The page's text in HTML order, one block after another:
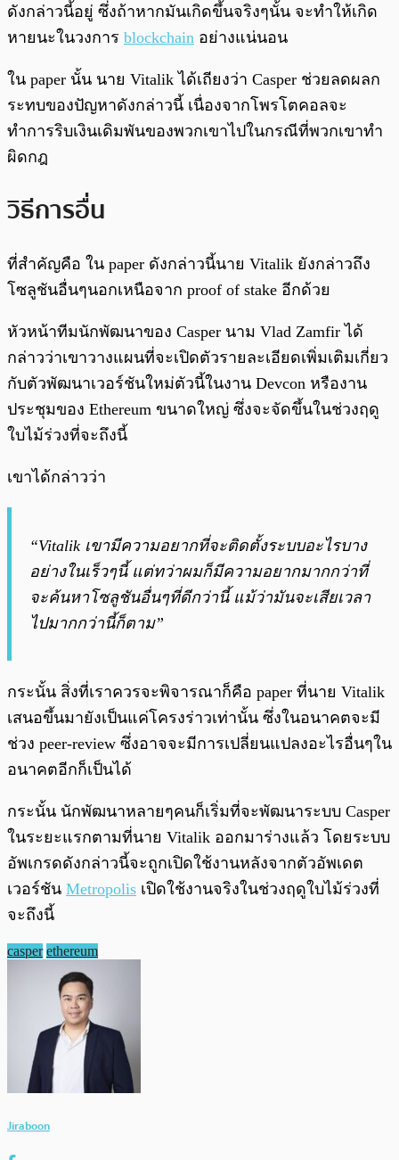
ดังกล่าวนี้อยู่ ซึ่งถ้าหากมันเกิดขึ้นจริงๆนั้น จะทำให้เกิด
หายนะในวงการ blockchain อย่างแน่นอน
ใน paper นั้น นาย Vitalik ได้เถียงว่า Casper ช่วยลดผลก
ระทบของปัญหาดังกล่าวนี้ เนื่องจากโพรโตคอลจะ
ทำการริบเงินเดิมพันของพวกเขาไปในกรณีที่พวกเขาทำ
ผิดกฎ
วิธีการอื่น
ที่สำคัญคือ ใน paper ดังกล่าวนี้นาย Vitalik ยังกล่าวถึง
โซลูชันอื่นๆนอกเหนือจาก proof of stake อีกด้วย
หัวหน้าทีมนักพัฒนาของ Casper นาม Vlad Zamfir ได้
กล่าวว่าเขาวางแผนที่จะเปิดตัวรายละเอียดเพิ่มเติมเกี่ยว
กับตัวพัฒนาเวอร์ชันใหม่ตัวนี้ในงาน Devcon หรืองาน
ประชุมของ Ethereum ขนาดใหญ่ ซึ่งจะจัดขึ้นในช่วงฤดู
ใบไม้ร่วงที่จะถึงนี้
เขาได้กล่าวว่า
“Vitalik เขามีความอยากที่จะติดตั้งระบบอะไรบาง
อย่างในเร็วๆนี้ แต่ทว่าผมก็มีความอยากมากกว่าที่
จะค้นหาโซลูชันอื่นๆที่ดีกว่านี้ แม้ว่ามันจะเสียเวลา
ไปมากกว่านี้ก็ตาม”
กระนั้น สิ่งที่เราควรจะพิจารณาก็คือ paper ที่นาย Vitalik
เสนอขึ้นมายังเป็นแค่โครงร่าวเท่านั้น ซึ่งในอนาคตจะมี
ช่วง peer-review ซึ่งอาจจะมีการเปลี่ยนแปลงอะไรอื่นๆใน
อนาคตอีกก็เป็นได้
กระนั้น นักพัฒนาหลายๆคนก็เริ่มที่จะพัฒนาระบบ Casper
ในระยะแรกตามที่นาย Vitalik ออกมาร่างแล้ว โดยระบบ
อัพเกรดดังกล่าวนี้จะถูกเปิดใช้งานหลังจากตัวอัพเดต
เวอร์ชัน Metropolis เปิดใช้งานจริงในช่วงฤดูใบไม้ร่วงที่
จะถึงนี้
casper ethereum
Jiraboon